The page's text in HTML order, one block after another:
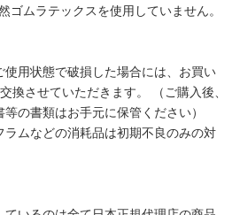
ゴムラテックスを使用していません。
用状態で破損した場合には、お買い
換させていただきます。 （ご購入後、
の書類はお手元に保管ください）
ムなどの消耗品は初期不良のみの対